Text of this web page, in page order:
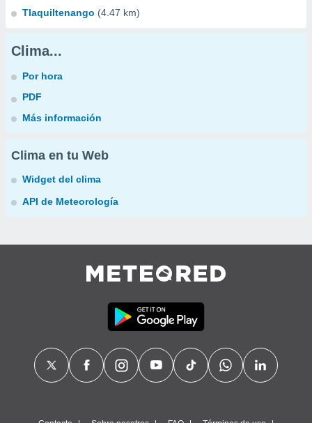
Tlaquiltenango (4.47 km)
Clima...
Por hora
PDF
Más información
Clima en tu Web
Widget del clima
API de Meteorología